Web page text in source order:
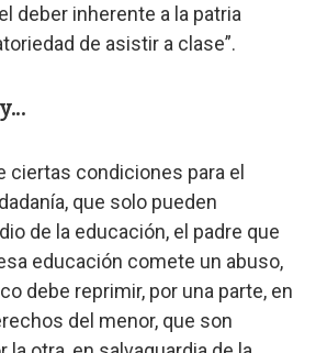
deber inherente a la patria
de asistir a clase”.
ciertas condiciones para el
que solo pueden
de la educación, el padre que
educación comete un abuso,
debe reprimir, por una parte, en
del menor, que son